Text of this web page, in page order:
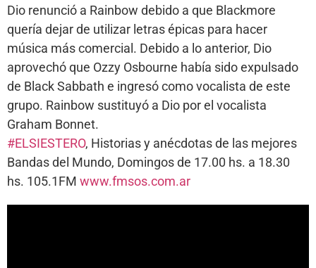
Dio renunció a Rainbow debido a que Blackmore
quería dejar de utilizar letras épicas para hacer
música más comercial. Debido a lo anterior, Dio
aprovechó que Ozzy Osbourne había sido expulsado
de Black Sabbath e ingresó como vocalista de este
grupo. Rainbow sustituyó a Dio por el vocalista
Graham Bonnet.
#ELSIESTERO, Historias y anécdotas de las mejores
Bandas del Mundo, Domingos de 17.00 hs. a 18.30
hs. 105.1FM www.fmsos.com.ar